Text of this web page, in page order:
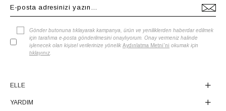
Gönder butonuna tıklayarak kampanya, ürün ve yeniliklerden haberdar edilmek
için tarafıma e-posta gönderilmesini onaylıyorum. Onay vermeniz halinde
işlenecek olan kişisel verilerinize yönelik Aydınlatma Metni'ni okumak için
tıklayınız
ELLE
YARDIM